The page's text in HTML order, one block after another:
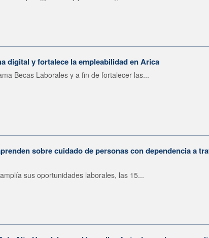
digital y fortalece la empleabilidad en Arica
Becas Laborales y a fin de fortalecer las...
sobre cuidado de personas con dependencia a
sus oportunidades laborales, las 15...